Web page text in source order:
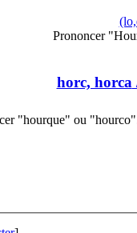
Prononcer
horc, horca
"hourque" ou